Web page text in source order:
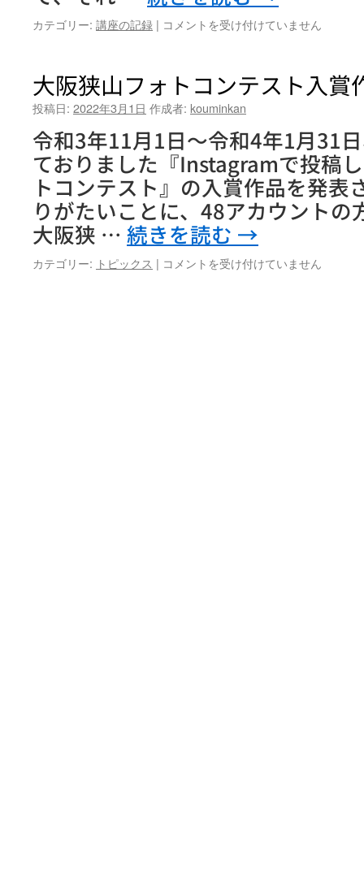
６
回）
１
０
元
に
生
き
て
い
く
講
～
カテゴリー: 講座の記録 | ア
イ
ド
プ
リ
作
成
入
門
は
コメントを受け付けていません
大阪狭山フォトコンテスト入
投稿日: 2022年3月1日 作成者: kouminkan
令和3年11月1日～令和4年1月31
ておりました『Instagramで投稿
トコンテスト』の入賞作品を発表
りがたいことに、48アカウントの
大阪狭 … 続きを読む →
カテゴリー: トピックス | 大
コメントを受け付けていません